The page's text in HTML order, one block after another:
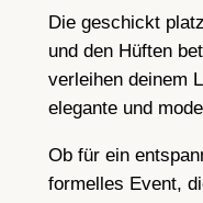
i
f
t
r
c
k
Die geschickt
und den Hüften
verleihen deinem
elegante und
Ob für ein
formelles Event,